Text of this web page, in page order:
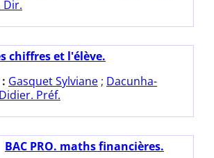
Dir.
chiffres et l'élève.
Gasquet Sylviane ; Dacunha-
Préf.
BAC PRO. maths financières.